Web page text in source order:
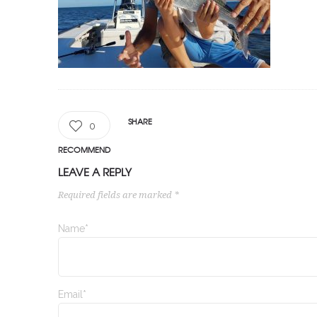
0
RECOMMEND
SHARE
LEAVE A REPLY
Required fields are marked *
Name*
Email*